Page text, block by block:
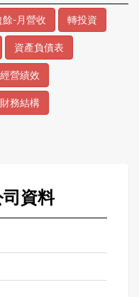
餘-月營收 轉投資
資產負債表
營績效
務結構
資料